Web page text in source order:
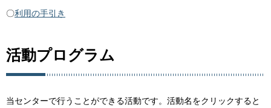
〇利用の手引き
活動プログラム
当センターで行うことができる活動です。活動名をクリックすると